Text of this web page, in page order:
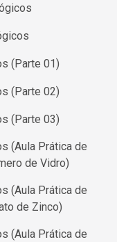
(Parte 01)
(Parte 02)
(Parte 03)
(Aula Prática de
de Vidro)
(Aula Prática de
de Zinco)
(Aula Prática de